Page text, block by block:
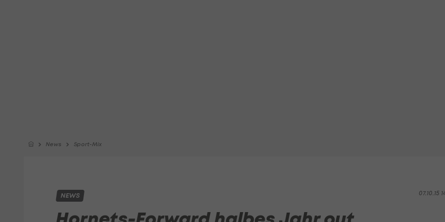
News Sport-Mix
07.10.15
NEWS